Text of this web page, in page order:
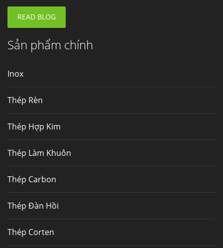
nhất, Mua Inconel 625 tại Việt Nam
Hợp kim N06625 là hợp kim chịu
READ BLOG
Sản phẩm chính
Inox
Thép Rèn
Thép Hợp Kim
Thép Làm Khuôn
Thép Carbon
Thép Đàn Hồi
Thép Corten